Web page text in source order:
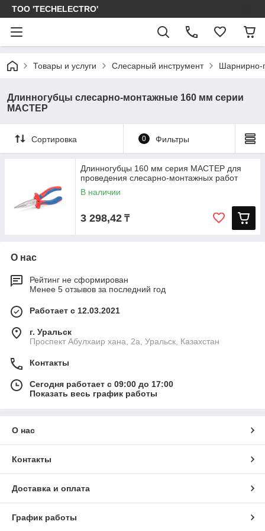
ТОО 'TECHELECTRO'
Товары и услуги Слесарный инструмент Шарнирно-
Длинногубцы слесарно-монтажные 160 мм серии
МАСТЕР
Сортировка 0 Фильтры
Длинногубцы 160 мм серия МАСТЕР для
проведения слесарно-монтажных работ
В наличии
3 298,42 ₸
О нас
Рейтинг не сформирован
Менее 5 отзывов за последний год
Работает с 12.03.2021
г. Уральск
Проспект Абулхаир хана, 2а, Уральск, Казахстан
Контакты
Сегодня работает с 09:00 до 17:00
Показать весь график работы
О нас
Контакты
Доставка и оплата
График работы